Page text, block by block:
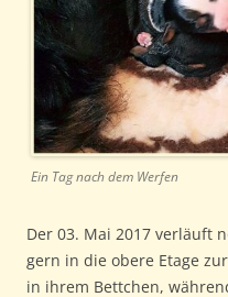
Ein Tag nach dem Werfen
Der 03. Mai 2017 verläuft
gern in die obere Etage
in ihrem Bettchen,